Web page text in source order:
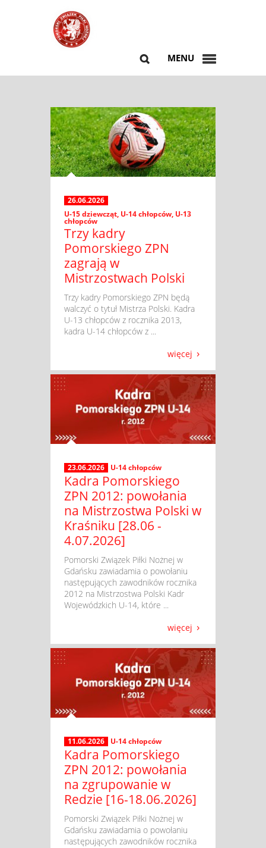
MENU
26.06.2026
U-15 dziewcząt, U-14 chłopców, U-13
chłopców
Trzy kadry
Pomorskiego ZPN
zagrają w
Mistrzostwach Polski
​ Trzy kadry Pomorskiego ZPN będą
walczyć o tytuł Mistrza Polski. Kadra
U-13 chłopców z rocznika 2013,
kadra U-14 chłopców z ...
więcej
23.06.2026 U-14 chłopców
Kadra Pomorskiego
ZPN 2012: powołania
na Mistrzostwa Polski w
Kraśniku [28.06 -
4.07.2026]
​ Pomorski Związek Piłki Nożnej w
Gdańsku zawiadamia o powołaniu
następujących zawodników rocznika
2012 na Mistrzostwa Polski Kadr
Wojewódzkich U-14, które ...
więcej
11.06.2026 U-14 chłopców
Kadra Pomorskiego
ZPN 2012: powołania
na zgrupowanie w
Redzie [16-18.06.2026]
​ Pomorski Związek Piłki Nożnej w
Gdańsku zawiadamia o powołaniu
następujących zawodników rocznika